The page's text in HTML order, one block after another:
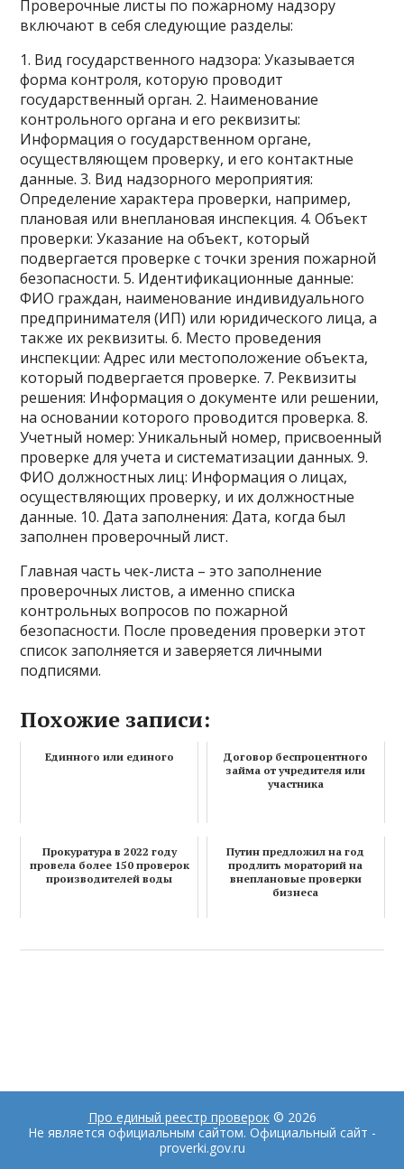
Проверочные листы по пожарному надзору
включают в себя следующие разделы:
1. Вид государственного надзора: Указывается
форма контроля, которую проводит
государственный орган. 2. Наименование
контрольного органа и его реквизиты:
Информация о государственном органе,
осуществляющем проверку, и его контактные
данные. 3. Вид надзорного мероприятия:
Определение характера проверки, например,
плановая или внеплановая инспекция. 4. Объект
проверки: Указание на объект, который
подвергается проверке с точки зрения пожарной
безопасности. 5. Идентификационные данные:
ФИО граждан, наименование индивидуального
предпринимателя (ИП) или юридического лица, а
также их реквизиты. 6. Место проведения
инспекции: Адрес или местоположение объекта,
который подвергается проверке. 7. Реквизиты
решения: Информация о документе или решении,
на основании которого проводится проверка. 8.
Учетный номер: Уникальный номер, присвоенный
проверке для учета и систематизации данных. 9.
ФИО должностных лиц: Информация о лицах,
осуществляющих проверку, и их должностные
данные. 10. Дата заполнения: Дата, когда был
заполнен проверочный лист.
Главная часть чек-листа – это заполнение
проверочных листов, а именно списка
контрольных вопросов по пожарной
безопасности. После проведения проверки этот
список заполняется и заверяется личными
подписями.
Похожие записи:
Единного или единого
Договор беспроцентного
займа от учредителя или
участника
Прокуратура в 2022 году
провела более 150 проверок
производителей воды
Путин предложил на год
продлить мораторий на
внеплановые проверки
бизнеса
Про единый реестр проверок© 2026
Не является официальным сайтом. Официальный сайт -
proverki.gov.ru